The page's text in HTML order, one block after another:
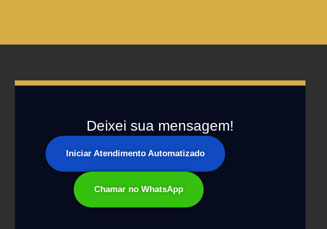
Deixei sua mensagem!
Iniciar Atendimento Automatizado
Chamar no WhatsApp